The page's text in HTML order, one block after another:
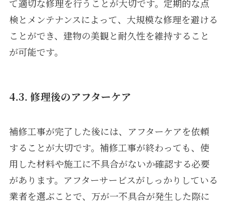
て適切な修理を行うことが大切です。定期的な点
検とメンテナンスによって、大規模な修理を避ける
ことができ、建物の美観と耐久性を維持すること
が可能です。
4.3. 修理後のアフターケア
補修工事が完了した後には、アフターケアを依頼
することが大切です。補修工事が終わっても、使
用した材料や施工に不具合がないか確認する必要
があります。アフターサービスがしっかりしている
業者を選ぶことで、万が一不具合が発生した際に